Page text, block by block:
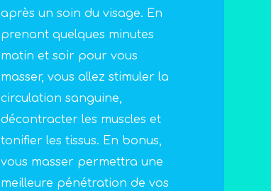
après un soin du visage. En
prenant quelques minutes
matin et soir pour vous
masser, vous allez stimuler la
circulation sanguine,
décontracter les muscles et
tonifier les tissus. En bonus,
vous masser permettra une
meilleure pénétration de vos